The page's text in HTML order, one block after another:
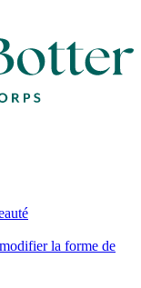
la forme de